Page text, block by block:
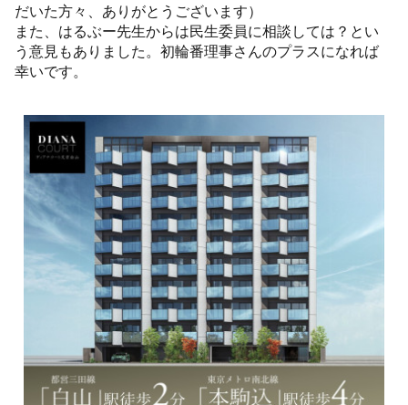
だいた方々、ありがとうございます）
また、はるぶー先生からは民生委員に相談しては？とい
う意見もありました。初輪番理事さんのプラスになれば
幸いです。